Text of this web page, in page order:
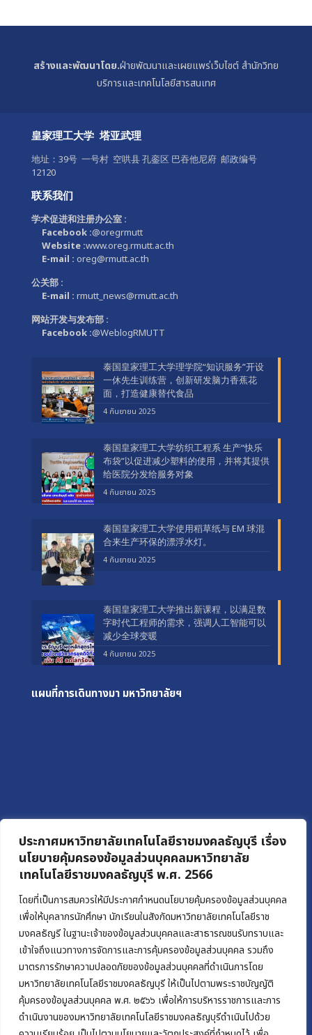
ประกาศมหาวิทยาลัยเทคโนโลยีราชมงคลธัญบุรี เรื่อง
นโยบายคุ้มครองข้อมูลส่วนบุคคลมหาวิทยาลัย
เทคโนโลยีราชมงคลธัญบุรี พ.ศ. 2566
โดยที่เป็นการสมควรให้มีประกาศกำหนดนโยบายคุ้มครองข้อมูลส่วนบุคคล
เพื่อให้บุคลากรนักศึกษา นักเรียนในสังกัดมหาวิทยาลัยเทคโนโลยีราช
มงคลธัญรี ในฐานะเจ้าของข้อมูลส่วนบุคคลและสาธารณชนรับทราบและ
เข้าใจถึงแนวทางการจัดการและการคุ้มครองข้อมูลส่วนบุคคล รวมถึง
มาตรการรักษาความปลอดภัยของข้อมูลส่วนบุคคลที่ดำเนินการโดย
มหาวิทยาลัยเทคโนโลยีราชมงคลธัญบุรี ให้เป็นไปตามพระราชบัญญัติ
คุ้มครองข้อมูลส่วนบุคคล พ.ศ. ๒๕๖๖ เพื่อให้การบริหารราชการและการ
ดำเนินงานของมหาวิทยาลัยเทคโนโลยีราชมงคลธัญบุรีดำเนินไปด้วย
สร้างและพัฒนาโดย.ฝ่ายพัฒนาและเผยแพร่เว็บไซต์ สำนักวิทย
บริการและเทคโนโลยีสารสนเทศ
皇家理工大学 塔亚武理
地址：39号 一号村 空哄县 孔銮区 巴吞他尼府 邮政编号
12120
联系我们
学术促进和注册办公室 :
Facebook :@oregrmutt
Website :www.oreg.rmutt.ac.th
E-mail : oreg@rmutt.ac.th
公关部 :
E-mail : rmutt_news@rmutt.ac.th
网站开发与发布部 :
Facebook :@WeblogRMUTT
泰国皇家理工大学理学院“知识服务”开设
一休先生训练营，创新研发脑力香蕉花
面，打造健康替代食品
4 กันยายน 2025
泰国皇家理工大学纺织工程系 生产“快乐
布袋”以促进减少塑料的使用，并将其提供
给医院分发给服务对象
4 กันยายน 2025
泰国皇家理工大学使用稻草纸与 EM 球混
合来生产环保的漂浮水灯。
4 กันยายน 2025
泰国皇家理工大学推出新课程，以满足数
字时代工程师的需求，强调人工智能可以
减少全球变暖
4 กันยายน 2025
แผนที่การเดินทางมา มหาวิทยาลัยฯ